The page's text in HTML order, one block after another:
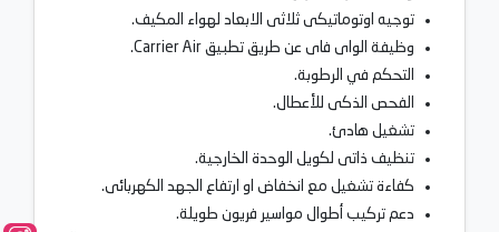
توجيه اوتوماتيكى ثلاثى الابعاد لهواء المكيف.
وظيفة الواى فاى عن طريق تطبيق Carrier Air.
التحكم في الرطوبة.
الفحص الذكى للأعطال.
تشغيل هادئ.
تنظيف ذاتى لكويل الوحدة الخارجية.
كفاءة تشغيل مع انخفاض او ارتفاع الجهد الكهربائى.
دعم تركيب أطوال مواسير فريون طويلة.